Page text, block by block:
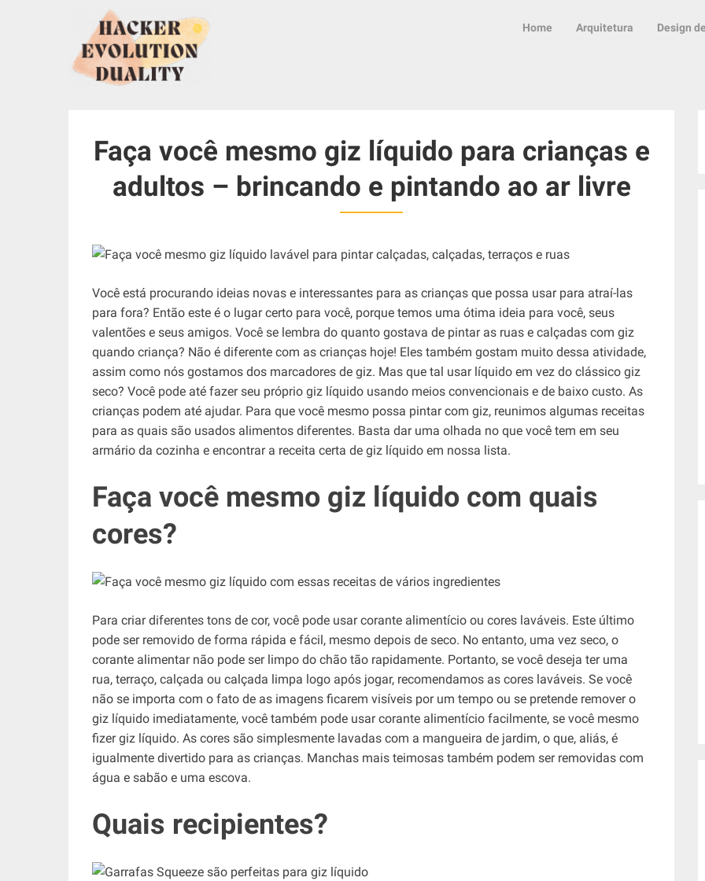
Home Arquitetura Design
Faça você mesmo giz líquido para crianças e
adultos – brincando e pintando ao ar livre
Você está procurando ideias novas e interessantes para as crianças que possa usar para atraí-las
para fora? Então este é o lugar certo para você, porque temos uma ótima ideia para você, seus
valentões e seus amigos. Você se lembra do quanto gostava de pintar as ruas e calçadas com giz
quando criança? Não é diferente com as crianças hoje! Eles também gostam muito dessa atividade,
assim como nós gostamos dos marcadores de giz. Mas que tal usar líquido em vez do clássico giz
seco? Você pode até fazer seu próprio giz líquido usando meios convencionais e de baixo custo. As
crianças podem até ajudar. Para que você mesmo possa pintar com giz, reunimos algumas receitas
para as quais são usados ​​alimentos diferentes. Basta dar uma olhada no que você tem em seu
armário da cozinha e encontrar a receita certa de giz líquido em nossa lista.
Faça você mesmo giz líquido com quais
cores?
Para criar diferentes tons de cor, você pode usar corante alimentício ou cores laváveis. Este último
pode ser removido de forma rápida e fácil, mesmo depois de seco. No entanto, uma vez seco, o
corante alimentar não pode ser limpo do chão tão rapidamente. Portanto, se você deseja ter uma
rua, terraço, calçada ou calçada limpa logo após jogar, recomendamos as cores laváveis. Se você
não se importa com o fato de as imagens ficarem visíveis por um tempo ou se pretende remover o
giz líquido imediatamente, você também pode usar corante alimentício facilmente, se você mesmo
fizer giz líquido. As cores são simplesmente lavadas com a mangueira de jardim, o que, aliás, é
igualmente divertido para as crianças. Manchas mais teimosas também podem ser removidas com
água e sabão e uma escova.
Quais recipientes?